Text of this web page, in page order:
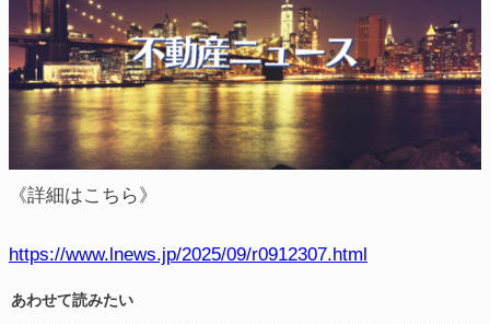
《詳細はこちら》
https://www.lnews.jp/2025/09/r0912307.html
あわせて読みたい